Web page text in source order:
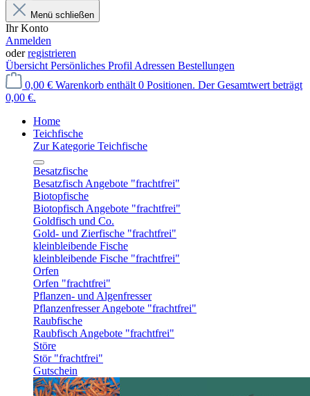
Menü schließen
Ihr Konto
Anmelden
oderregistrieren
Übersicht Persönliches Profil Adressen Bestellungen
0,00 € Warenkorb enthält 0 Positionen. Der Gesamtwert beträgt
0,00 €.
Home
Teichfische
Zur Kategorie Teichfische
Besatzfische
Besatzfisch Angebote "frachtfrei"
Biotopfische
Biotopfisch Angebote "frachtfrei"
Goldfisch und Co.
Gold- und Zierfische "frachtfrei"
kleinbleibende Fische
kleinbleibende Fische "frachtfrei"
Orfen
Orfen "frachtfrei"
Pflanzen- und Algenfresser
Pflanzenfresser Angebote "frachtfrei"
Raubfische
Raubfisch Angebote "frachtfrei"
Störe
Stör "frachtfrei"
Gutschein